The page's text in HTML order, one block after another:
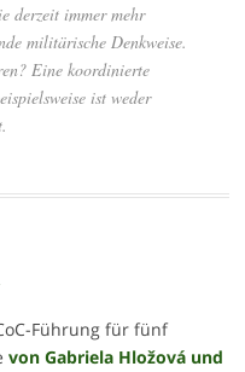
derzeit immer mehr
militärische Denkweise.
Eine koordinierte
ist weder
Führung für fünf
von Gabriela Hložová und